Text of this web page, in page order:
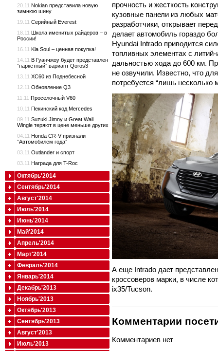
прочность и жесткость
кузовные панели из любых
разработчики, открывает
делает автомобиль гораздо
Hyundai Intrado приводится
топливных элементах с
дальностью хода до 600 км.
не озвучили. Известно, что
потребуется “лишь несколько
А еще Intrado дает
кроссоверов марки, в числе
ix35/Tucson.
Комментарии
Комментариев нет
20.11 Nokian представила новую
зимнюю шину
19.11 Серийный Everest
18.11 Школа именитых райдеров – в
России!
16.11 Kia Soul – ценная покупка!
14.11 В Гуанчжоу будет представлен
“паркетный” вариант Qoros3
13.11 XC60 из Поднебесной
12.11 Обновление Q3
11.11 Проселочный V60
10.11 Пекинский код Mercedes
09.11 Suzuki Jimny и Great Wall
Wingle теряют в цене меньше других
04.11 Honda CR-V признали
“Автомобилем года”
03.11 Outlander и спорт
03.11 Награда для T-Roc
Октябрь'2014
Сентябрь'2014
Август'2014
Июль'2014
Июнь'2014
Май'2014
Апрель'2014
Март'2014
Февраль'2014
Январь'2014
Декабрь'2013
Ноябрь'2013
Октябрь'2013
Сентябрь'2013
Август'2013
Июль'2013